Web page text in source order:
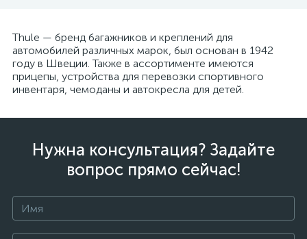
Thule — бренд багажников и креплений для
автомобилей различных марок, был основан в 1942
году в Швеции. Также в ассортименте имеются
прицепы, устройства для перевозки спортивного
инвентаря, чемоданы и автокресла для детей.
Нужна консультация? Задайте
вопрос прямо сейчас!